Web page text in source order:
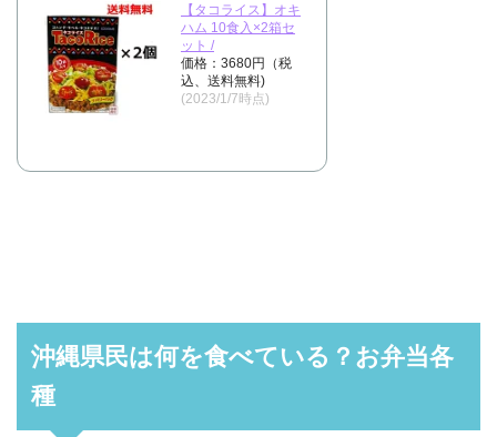
【タコライス】オキ
ハム 10食入×2箱セ
ット /
価格：3680円（税
込、送料無料)
(2023/1/7時点)
沖縄県民は何を食べている？お弁当各
種